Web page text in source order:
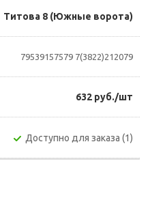
Титова 8 (Южные ворота)
79539157579 7(3822)212079
632 руб./шт
Доступно для заказа (1)